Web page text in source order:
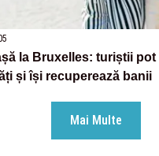
la Bruxelles: turiștii
și își recuperează banii
Mai Multe